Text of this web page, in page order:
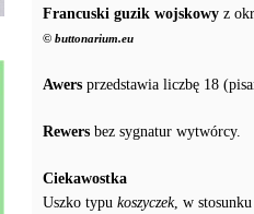
Francuski guzik wojskowy z
© buttonarium.eu
Awers przedstawia liczbę 18
Rewers bez sygnatur wytwórcy.
Ciekawostka
Uszko typu koszyczek, w stosunku